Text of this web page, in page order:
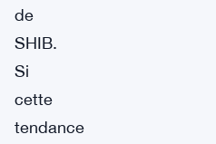
de
SHIB.
Si
cette
tendance